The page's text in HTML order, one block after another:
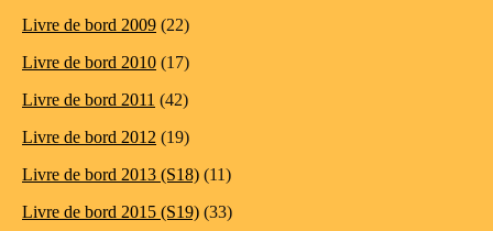
Livre de bord 2009 (22)
Livre de bord 2010 (17)
Livre de bord 2011 (42)
Livre de bord 2012 (19)
Livre de bord 2013 (S18) (11)
Livre de bord 2015 (S19) (33)